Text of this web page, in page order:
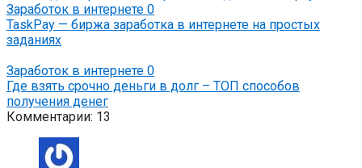
Заработок в интернете 0
TaskPay — биржа заработка в интернете на простых
заданиях
Заработок в интернете 0
Где взять срочно деньги в долг – ТОП способов
получения денег
Комментарии: 13